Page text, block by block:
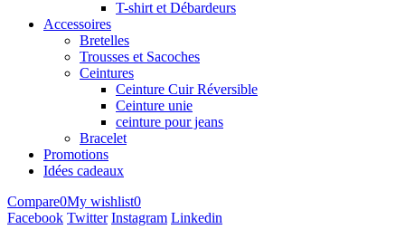
T-shirt et Débardeurs
Accessoires
Bretelles
Trousses et Sacoches
Ceintures
Ceinture Cuir Réversible
Ceinture unie
ceinture pour jeans
Bracelet
Promotions
Idées cadeaux
Compare0My wishlist0
Facebook Twitter Instagram Linkedin